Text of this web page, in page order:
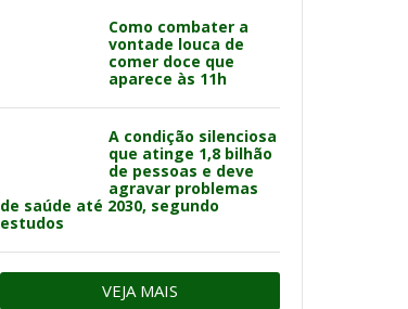
Como combater a
vontade louca de
comer doce que
aparece às 11h
A condição silenciosa
que atinge 1,8 bilhão
de pessoas e deve
agravar problemas
de saúde até 2030, segundo
estudos
VEJA MAIS